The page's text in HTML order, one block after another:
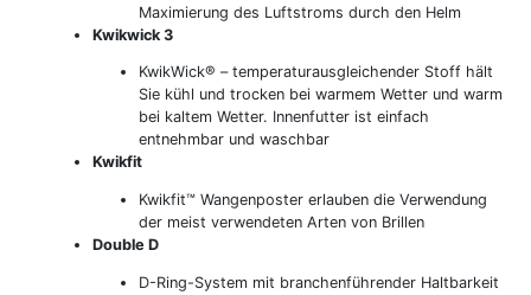
Maximierung des Luftstroms durch den Helm
Kwikwick 3
KwikWick® – temperaturausgleichender Stoff hält
Sie kühl und trocken bei warmem Wetter und warm
bei kaltem Wetter. Innenfutter ist einfach
entnehmbar und waschbar
Kwikfit
Kwikfit™ Wangenposter erlauben die Verwendung
der meist verwendeten Arten von Brillen
Double D
D-Ring-System mit branchenführender Haltbarkeit